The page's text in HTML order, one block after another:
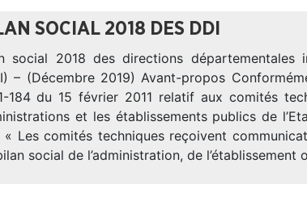
SOCIAL 2018 DES DDI
social 2018 des directions départementales
– (Décembre 2019) Avant-propos
184 du 15 février 2011 relatif aux comités
et les établissements publics de
« Les comités techniques reçoivent
social de l’administration, de l’établissement